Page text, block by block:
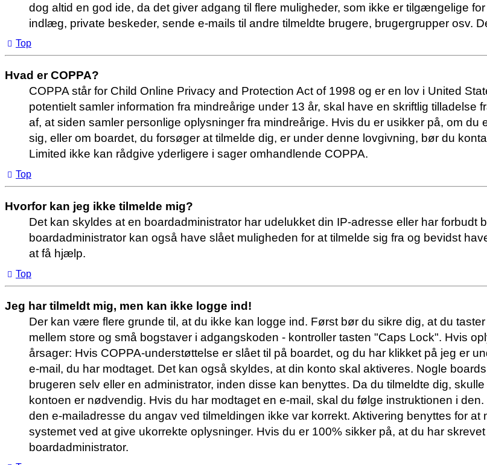
dog altid en god ide, da det giver adgang til flere muligheder, som ikke er tilgængelige
indlæg, private beskeder, sende e-mails til andre tilmeldte brugere, brugergrupper osv.
Top
Hvad er COPPA?
COPPA står for Child Online Privacy and Protection Act of 1998 og er en lov i United
potentielt samler information fra mindreårige under 13 år, skal have en skriftlig
af, at siden samler personlige oplysninger fra mindreårige. Hvis du er usikker på, om
sig, eller om boardet, du forsøger at tilmelde dig, er under denne lovgivning, bør du
Limited ikke kan rådgive yderligere i sager omhandlende COPPA.
Top
Hvorfor kan jeg ikke tilmelde mig?
Det kan skyldes at en boardadministrator har udelukket din IP-adresse eller har forbudt
boardadministrator kan også have slået muligheden for at tilmelde sig fra og bevidst
at få hjælp.
Top
Jeg har tilmeldt mig, men kan ikke logge ind!
Der kan være flere grunde til, at du ikke kan logge ind. Først bør du sikre dig, at du
mellem store og små bogstaver i adgangskoden - kontroller tasten "Caps Lock". Hvis
årsager: Hvis COPPA-understøttelse er slået til på boardet, og du har klikket på jeg er
e-mail, du har modtaget. Det kan også skyldes, at din konto skal aktiveres. Nogle
brugeren selv eller en administrator, inden disse kan benyttes. Da du tilmeldte dig,
kontoen er nødvendig. Hvis du har modtaget en e-mail, skal du følge instruktionen i
den e-mailadresse du angav ved tilmeldingen ikke var korrekt. Aktivering benyttes for
systemet ved at give ukorrekte oplysninger. Hvis du er 100% sikker på, at du har
boardadministrator.